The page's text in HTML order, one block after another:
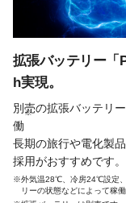
拡張バッテリー「
h実現。
別売の拡張バッテリ
働
※
長期の旅行や電化製
採用がおすすめです。
※外気温28℃、冷房24℃設定、
リーの状態などによって稼